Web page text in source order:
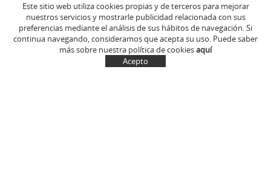
INICIO
EMPRESA
TIENDA ONLINE
DONDE COMPRARLOS
C/ Anglès, 15
OLOT (Girona)
646 681 411
info@marcelinus.cat
CUENTA CESTA
Este sitio web utiliza cookies propias y de terceros para mejorar
nuestros servicios y mostrarle publicidad relacionada con sus
preferencias mediante el análisis de sus hábitos de navegación. Si
continua navegando, consideramos que acepta su uso. Puede saber
más sobre nuestra política de cookiesaquí
Acepto